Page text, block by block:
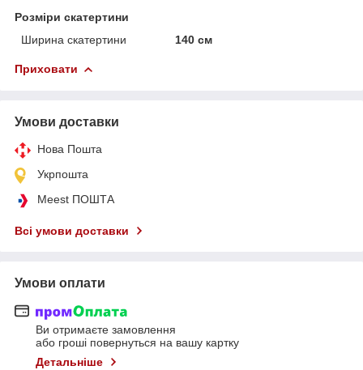
Розміри скатертини
Ширина скатертини
140 см
Приховати
Умови доставки
Нова Пошта
Укрпошта
Meest ПОШТА
Всі умови доставки
Умови оплати
Ви отримаєте замовлення
або гроші повернуться на вашу картку
Детальніше